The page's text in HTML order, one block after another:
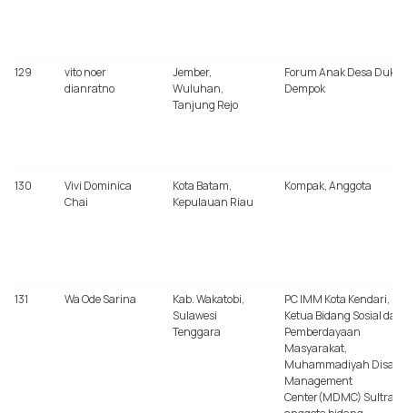
129
vito noer
dianratno
Jember,
Wuluhan,
Tanjung Rejo
Forum Anak Desa
Dempok
130
Vivi Dominica
Chai
Kota Batam,
Kepulauan Riau
Kompak, Anggota
131 Wa Ode Sarina
Kab. Wakatobi,
Sulawesi
Tenggara
PC IMM Kota Kendari,
Ketua Bidang Sosial dan
Pemberdayaan
Masyarakat,
Muhammadiyah
Management
Center(MDMC) Sultra,